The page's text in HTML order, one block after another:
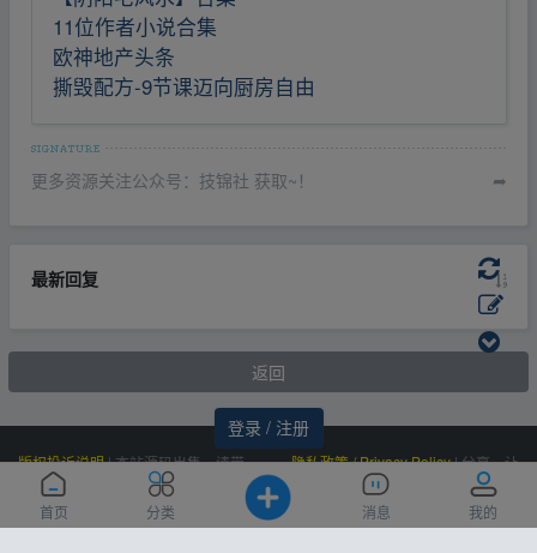
首页 分类 消息 我的
登录 / 注册
11位作者小说合集
欧神地产头条
撕毁配方-9节课迈向厨房自由
更多资源关注公众号：技锦社 获取~！ ➦
最新回复
返回
版权投诉说明|本站源码出售，请带
价邮箱联系，非诚勿扰！
隐私政策 / Privacy Policy|分享，让
资源更有价值！
Powered by
云盘资源网|
(Contact Us)：
|Processed: 0.111, SQL:
23|感谢恒创科技赞助